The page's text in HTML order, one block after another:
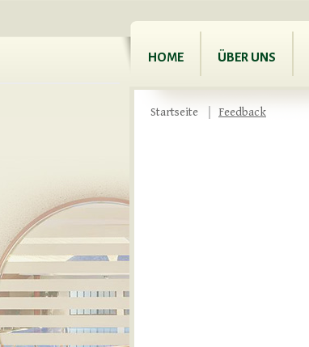
HOME ÜBER UNS
Startseite Feedback